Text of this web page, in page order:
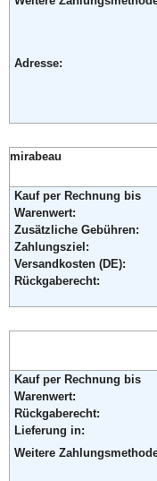
Email:
Weiterführende
Adresse:
Email:
Weiterführende
mirabeau
Kauf per Rechnung bis
Warenwert:
Zusätzliche Gebühren:
Zahlungsziel:
Versandkosten (DE):
Rückgaberecht:
Lieferung in:
Adresse:
Kauf per Rechnung bis
Warenwert:
Rückgaberecht:
Lieferung in:
Weitere